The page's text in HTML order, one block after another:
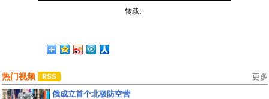
转载:
热门视频 更多
俄成立首个北极防空营